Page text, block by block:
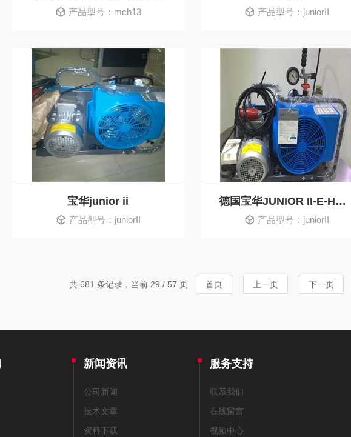
产品型号：mch13 产品型号：juniorII
宝华junior ii
产品型号：juniorII
德国宝华JUNIOR II-E-H空气充气泵
产品型号：juniorII
共 681 条记录，当前 29 / 57 页 首页 上一页 下一页
新闻资讯
公司新闻
技术文章
资料下载
服务支持
联系我们
在线留言
视频中心